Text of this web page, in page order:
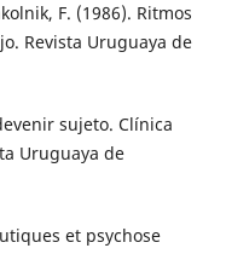
F. (1986). Ritmos
Revista Uruguaya de
sujeto. Clínica
Uruguaya de
et psychose